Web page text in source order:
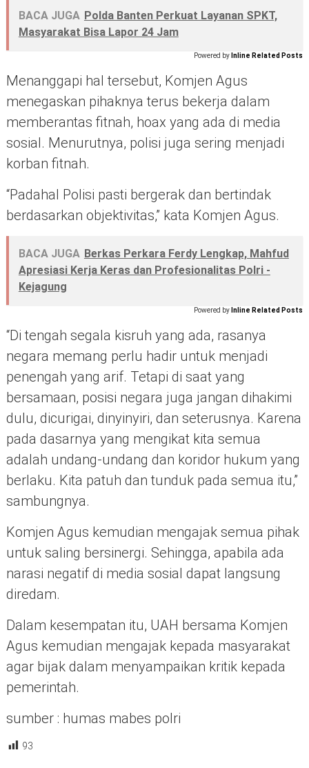
BACA JUGA Polda Banten Perkuat Layanan SPKT,
Masyarakat Bisa Lapor 24 Jam
Powered by Inline Related Posts
Menanggapi hal tersebut, Komjen Agus
menegaskan pihaknya terus bekerja dalam
memberantas fitnah, hoax yang ada di media
sosial. Menurutnya, polisi juga sering menjadi
korban fitnah.
“Padahal Polisi pasti bergerak dan bertindak
berdasarkan objektivitas,” kata Komjen Agus.
BACA JUGA Berkas Perkara Ferdy Lengkap, Mahfud
Apresiasi Kerja Keras dan Profesionalitas Polri -
Kejagung
Powered by Inline Related Posts
“Di tengah segala kisruh yang ada, rasanya
negara memang perlu hadir untuk menjadi
penengah yang arif. Tetapi di saat yang
bersamaan, posisi negara juga jangan dihakimi
dulu, dicurigai, dinyinyiri, dan seterusnya. Karena
pada dasarnya yang mengikat kita semua
adalah undang-undang dan koridor hukum yang
berlaku. Kita patuh dan tunduk pada semua itu,”
sambungnya.
Komjen Agus kemudian mengajak semua pihak
untuk saling bersinergi. Sehingga, apabila ada
narasi negatif di media sosial dapat langsung
diredam.
Dalam kesempatan itu, UAH bersama Komjen
Agus kemudian mengajak kepada masyarakat
agar bijak dalam menyampaikan kritik kepada
pemerintah.
sumber : humas mabes polri
93